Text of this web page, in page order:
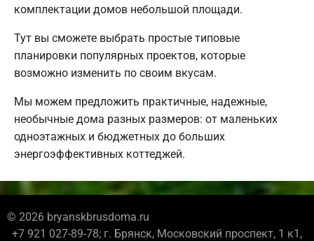
комплектации домов небольшой площади.
Тут вы сможете выбрать простые типовые
планировки популярных проектов, которые
возможно изменить по своим вкусам.
Мы можем предложить практичные, надежные,
необычные дома разных размеров: от маленьких
одноэтажных и бюджетных до больших
энергоэффективных коттеджей.
© 2026 bryanskbrusdoma.ru
+7 921 027-89-78; г. Брянск, Московский проспект, 1 к1,